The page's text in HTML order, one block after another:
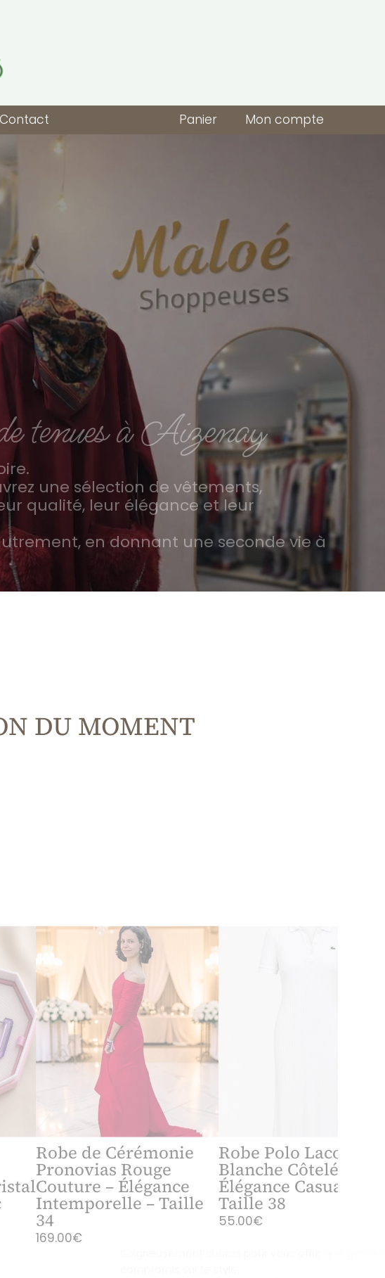
Contact Panier Mon compte
tenues à Aizenay
une sélection de vêtements,
qualité, leur élégance et leur
en donnant une seconde vie à
DU MOMENT
Robe de Cérémonie
Pronovias Rouge
Couture – Élégance
Intemporelle – Taille
34
169.00€
Robe Polo Lacoste
Blanche Côtelée –
Élégance Casual
Taille 38
55.00€